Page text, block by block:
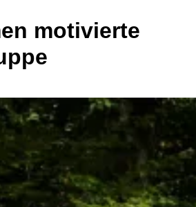
motivierte